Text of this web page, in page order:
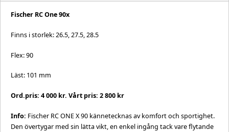
Fischer RC One 90x
Finns i storlek: 26.5, 27.5, 28.5
Flex: 90
Läst: 101 mm
Ord.pris: 4 000 kr. Vårt pris: 2 800 kr
Info: Fischer RC ONE X 90 kännetecknas av komfort och sportighet.
Den övertygar med sin lätta vikt, en enkel ingång tack vare flytande